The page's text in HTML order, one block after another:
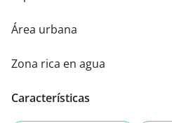
Área urbana
Zona rica en agua
Características